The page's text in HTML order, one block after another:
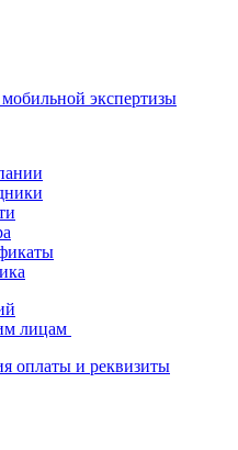
экспертизы
лицам
оплаты и реквизиты